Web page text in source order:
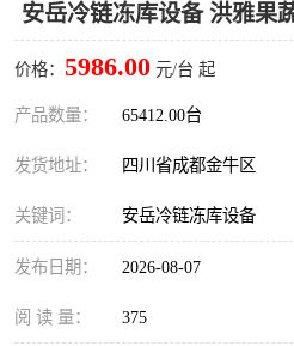
安岳冷链冻库设备 洪雅果
价格： 5986.00 元/台 起
产品数量： 65412.00台
发货地址： 四川省成都金牛区
关键词： 安岳冷链冻库设备
发布日期： 2026-08-07
阅 读 量： 375